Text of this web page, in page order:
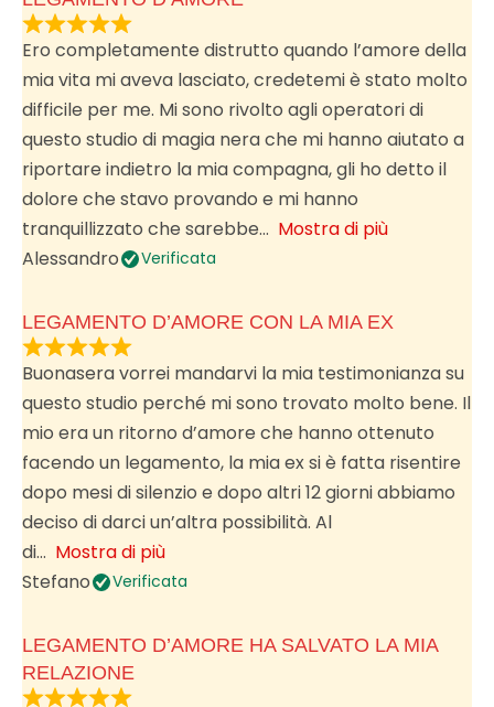
Ero completamente distrutto quando l’amore della
mia vita mi aveva lasciato, credetemi è stato molto
difficile per me. Mi sono rivolto agli operatori di
questo studio di magia nera che mi hanno aiutato a
riportare indietro la mia compagna, gli ho detto il
dolore che stavo provando e mi hanno
tranquillizzato che sarebbe
Mostra di più
Alessandro
Verificata
LEGAMENTO D’AMORE CON LA MIA EX
Buonasera vorrei mandarvi la mia testimonianza su
questo studio perché mi sono trovato molto bene. Il
mio era un ritorno d’amore che hanno ottenuto
facendo un legamento, la mia ex si è fatta risentire
dopo mesi di silenzio e dopo altri 12 giorni abbiamo
deciso di darci un’altra possibilità. Al
di
Mostra di più
Stefano
Verificata
LEGAMENTO D’AMORE HA SALVATO LA MIA
RELAZIONE